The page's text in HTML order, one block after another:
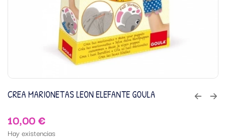
CREA MARIONETAS LEON ELEFANTE GOULA
10,00€
Hay existencias